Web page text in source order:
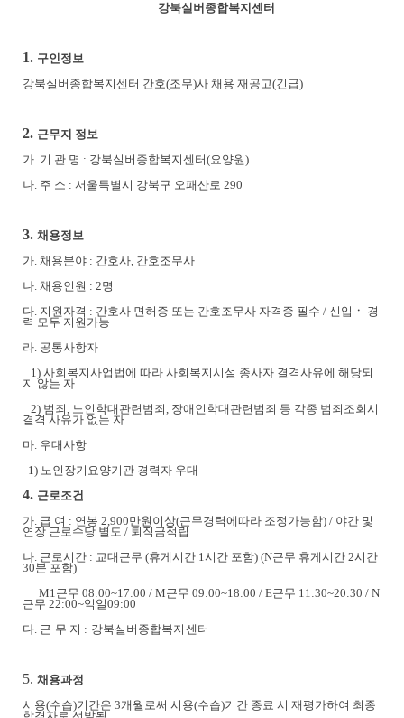
강북실버종합복지센터
1. 구인정보
강북실버종합복지센터 간호(조무)사 채용 재공고(긴급)
2. 근무지 정보
가. 기 관 명 : 강북실버종합복지센터(요양원)
나. 주 소 : 서울특별시 강북구 오패산로 290
3. 채용정보
가. 채용분야 : 간호사, 간호조무사
나. 채용인원 : 2명
다. 지원자격 : 간호사 면허증 또는 간호조무사 자격증 필수 / 신입 ㆍ 경
력 모두 지원가능
라. 공통사항자
1) 사회복지사업법에 따라 사회복지시설 종사자 결격사유에 해당되
지 않는 자
2) 범죄, 노인학대관련범죄, 장애인학대관련범죄 등 각종 범죄조회시
결격 사유가 없는 자
마. 우대사항
1) 노인장기요양기관 경력자 우대
4. 근로조건
가. 급 여 : 연봉 2,900만원이상(근무경력에따라 조정가능함) / 야간 및
연장 근로수당 별도 / 퇴직금적립
나. 근로시간 : 교대근무 (휴게시간 1시간 포함) (N근무 휴게시간 2시간
30분 포함)
M1근무 08:00~17:00 / M근무 09:00~18:00 / E근무 11:30~20:30 / N
근무 22:00~익일09:00
다. 근 무 지 : 강북실버종합복지센터
5. 채용과정
시용(수습)기간은 3개월로써 시용(수습)기간 종료 시 재평가하여 최종